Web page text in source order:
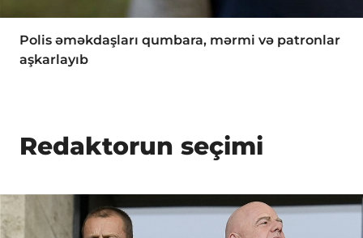
Polis əməkdaşları qumbara, mərmi və patronlar
aşkarlayıb
Redaktorun seçimi